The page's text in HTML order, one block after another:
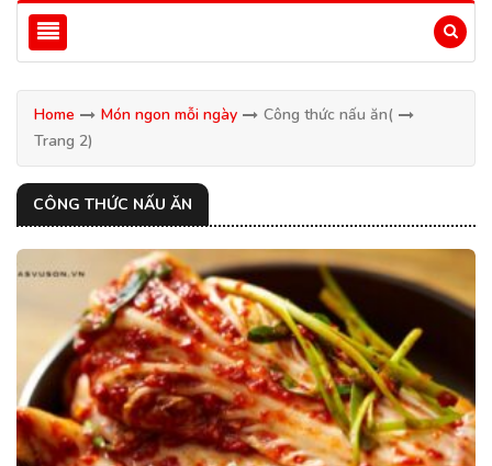
Home Món ngon mỗi ngày Công thức nấu ăn(
Trang 2)
CÔNG THỨC NẤU ĂN